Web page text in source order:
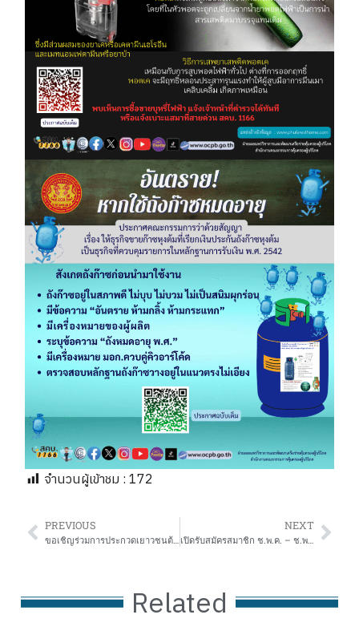
จำนวนผู้เข้าชม : 172
PREVIOUS
ขอเชิญร่วมการประกวดเยาวชนต้นแบบด้านมารยาทไทยและมารยาทในสังคม ประจำปีงบประมาณ พ.ศ. 2568 จังหวัดขอนแก่น
NEXT
เปิดรับสมัครสมาชิก ช.พ.ค. – ช.พ.ส. เป็นกรณีพิเศษ อายุเกิน 35 – 60 ปีบริบูรณ์ (133 วัน)
Related